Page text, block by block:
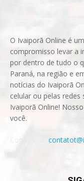
O Ivaiporã Online é
compromisso levar a
por dentro de tudo o
Paraná, na região e
notícias do Ivaiporã
celular ou pelas
Ivaiporã Online!
você.